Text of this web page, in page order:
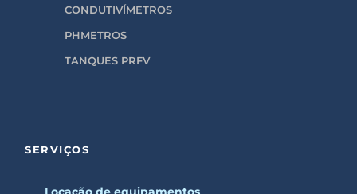
CONDUTIVÍMETROS
PHMETROS
TANQUES PRFV
SERVIÇOS